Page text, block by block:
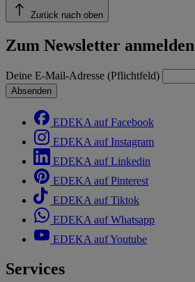
Zurück nach oben
Zum Newsletter anmelden
Deine E-Mail-Adresse (Pflichtfeld)
Absenden
EDEKA auf Facebook
EDEKA auf Instagram
EDEKA auf Linkedin
EDEKA auf Pinterest
EDEKA auf Tiktok
EDEKA auf Whatsapp
EDEKA auf Youtube
Services